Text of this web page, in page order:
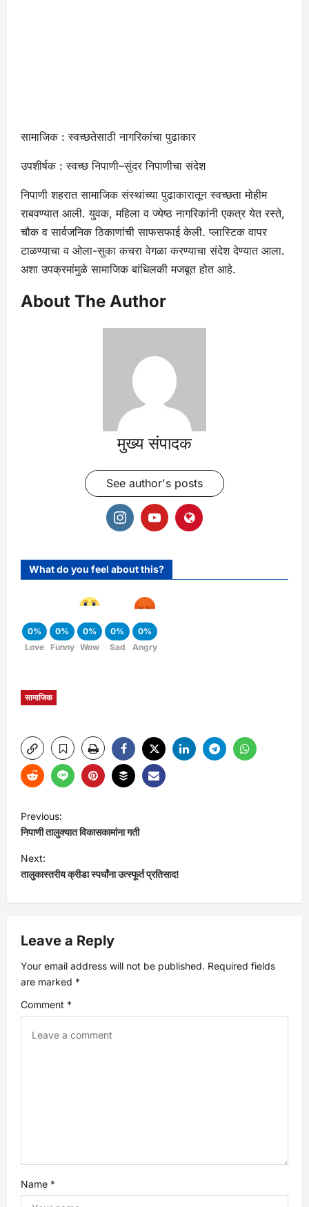
सामाजिक : स्वच्छतेसाठी नागरिकांचा पुढाकार
उपशीर्षक : स्वच्छ निपाणी–सुंदर निपाणीचा संदेश
निपाणी शहरात सामाजिक संस्थांच्या पुढाकारातून स्वच्छता मोहीम
राबवण्यात आली. युवक, महिला व ज्येष्ठ नागरिकांनी एकत्र येत रस्ते,
चौक व सार्वजनिक ठिकाणांची साफसफाई केली. प्लास्टिक वापर
टाळण्याचा व ओला-सुका कचरा वेगळा करण्याचा संदेश देण्यात आला.
अशा उपक्रमांमुळे सामाजिक बांधिलकी मजबूत होत आहे.
About The Author
मुख्य संपादक
See author's posts
What do you feel about this?
0%
Love
0%
Funny
0%
Wow
0%
Sad
0%
Angry
सामाजिक
P
o
s
t
n
a
v
o
Previous:
निपाणी तालुक्यात विकासकामांना गती
Next:
तालुकास्तरीय क्रीडा स्पर्धांना उत्स्फूर्त प्रतिसाद!
Leave a Reply
Your email address will not be published. Required fields
are marked *
Comment *
Name *